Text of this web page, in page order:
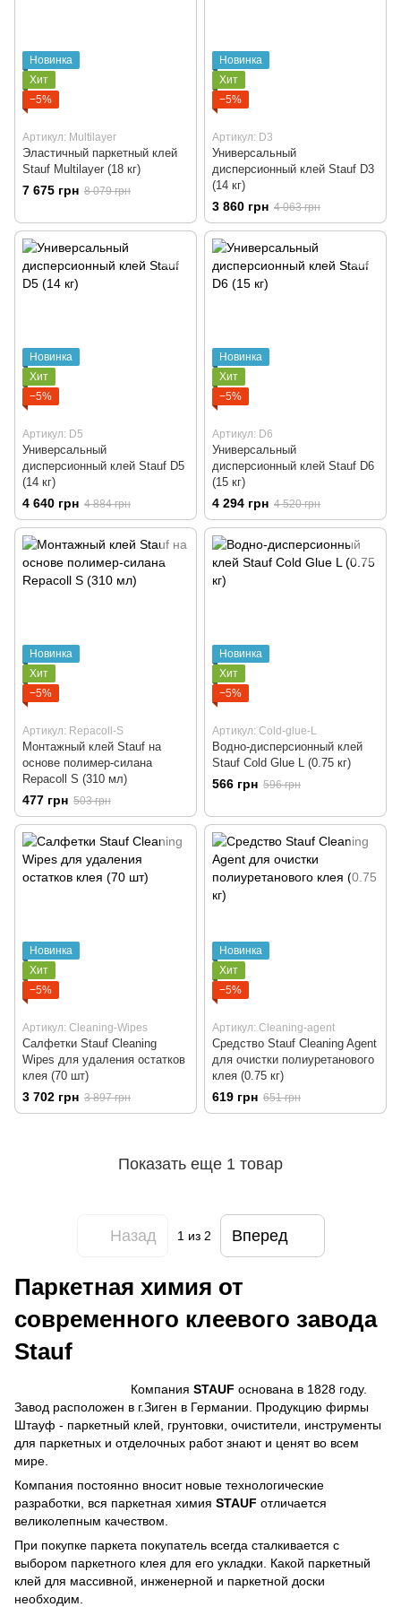
Новинка
Хит
−5%
Артикул: Multilayer
Эластичный паркетный клей
Stauf Multilayer (18 кг)
7 675 грн 8 079 грн
Новинка
Хит
−5%
Артикул: D3
Универсальный
дисперсионный клей Stauf D3
(14 кг)
3 860 грн 4 063 грн
Новинка
Хит
−5%
Артикул: D5
Универсальный
дисперсионный клей Stauf D5
(14 кг)
4 640 грн 4 884 грн
Новинка
Хит
−5%
Артикул: D6
Универсальный
дисперсионный клей Stauf D6
(15 кг)
4 294 грн 4 520 грн
Новинка
Хит
−5%
Артикул: Repacoll-S
Монтажный клей Stauf на
основе полимер-силана
Repacoll S (310 мл)
477 грн 503 грн
Новинка
Хит
−5%
Артикул: Cold-glue-L
Водно-дисперсионный клей
Stauf Cold Glue L (0.75 кг)
566 грн 596 грн
Новинка
Хит
−5%
Артикул: Cleaning-Wipes
Салфетки Stauf Cleaning
Wipes для удаления остатков
клея (70 шт)
3 702 грн 3 897 грн
Новинка
Хит
−5%
Артикул: Cleaning-agent
Средство Stauf Cleaning Agent
для очистки полиуретанового
клея (0.75 кг)
619 грн 651 грн
Показать еще 1 товар
Назад 1 из 2 Вперед
Паркетная химия от
современного клеевого завода
Stauf
Компания STAUF основана в 1828 году.
Завод расположен в г.Зиген в Германии. Продукцию фирмы
Штауф - паркетный клей, грунтовки, очистители, инструменты
для паркетных и отделочных работ знают и ценят во всем
мире.
Компания постоянно вносит новые технологические
разработки, вся паркетная химия STAUF отличается
великолепным качеством.
При покупке паркета покупатель всегда сталкивается с
выбором паркетного клея для его укладки. Какой паркетный
клей для массивной, инженерной и паркетной доски
необходим.